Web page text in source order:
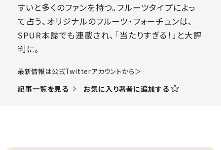
すいと多くのファンを持つ。フルーツタイプによっ
て占う、オリジナルのフルーツ・フォーチュンは、
SPUR本誌でも連載され、「当たりすぎる！」と大評
判に。
​最新情報は公式Twitterアカウントから＞
記事一覧を見る お気に入り著者に追加する